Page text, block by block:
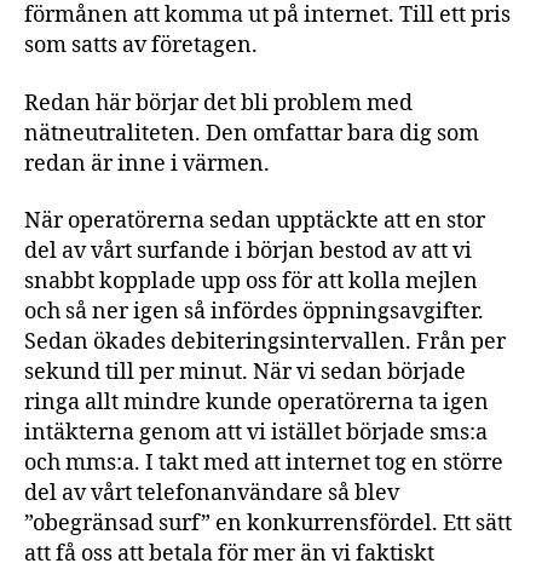
förmånen att komma ut på internet. Till ett pris
som satts av företagen.
Redan här börjar det bli problem med
nätneutraliteten. Den omfattar bara dig som
redan är inne i värmen.
När operatörerna sedan upptäckte att en stor
del av vårt surfande i början bestod av att vi
snabbt kopplade upp oss för att kolla mejlen
och så ner igen så infördes öppningsavgifter.
Sedan ökades debiteringsintervallen. Från per
sekund till per minut. När vi sedan började
ringa allt mindre kunde operatörerna ta igen
intäkterna genom att vi istället började sms:a
och mms:a. I takt med att internet tog en större
del av vårt telefonanvändare så blev
”obegränsad surf” en konkurrensfördel. Ett sätt
att få oss att betala för mer än vi faktiskt